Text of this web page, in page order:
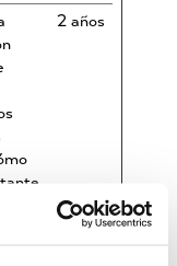
2 años